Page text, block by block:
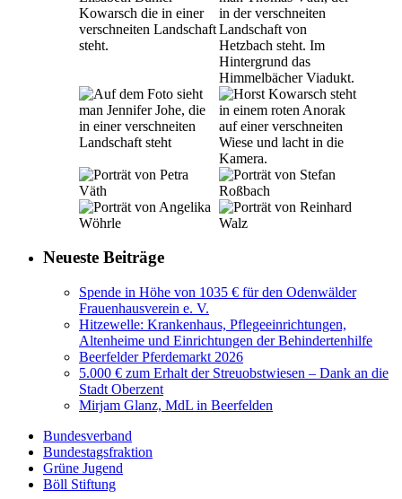
Neueste Beiträge
Spende in Höhe von 1035 € für den Odenwälder
Frauenhausverein e. V.
Hitzewelle: Krankenhaus, Pflegeeinrichtungen,
Altenheime und Einrichtungen der Behindertenhilfe
Beerfelder Pferdemarkt 2026
5.000 € zum Erhalt der Streuobstwiesen – Dank an die
Stadt Oberzent
Mirjam Glanz, MdL in Beerfelden
Bundesverband
Bundestagsfraktion
Grüne Jugend
Böll Stiftung